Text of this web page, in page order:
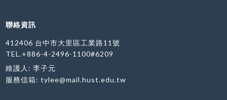
聯絡資訊
412406 台中市大里區工業路11號
TEL.+886-4-2496-1100#6209
維護人: 李子元
服務信箱:tylee@mail.hust.edu.tw